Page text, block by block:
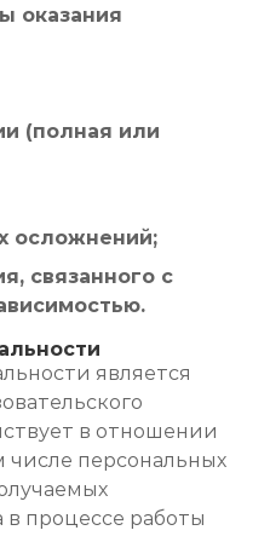
оказания
(полная или
осложнений;
связанного с
является
в отношении
персональных
процессе работы